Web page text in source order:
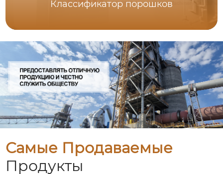
Классификатор порошков
Самые Продаваемые
Продукты